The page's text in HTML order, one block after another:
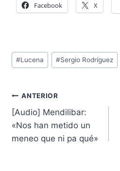
Facebook X
Etiquetas
de
entrada:
#Lucena #Sergio Rodríguez
Navegación
de
entradas
ANTERIOR
[Audio] Mendilibar:
«Nos han metido un
meneo que ni pa qué»